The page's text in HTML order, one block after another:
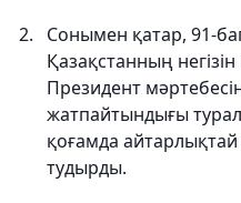
Сонымен қатар, 91-
Қазақстанның
Президент
жатпайтындығы
қоғамда
тудырды.